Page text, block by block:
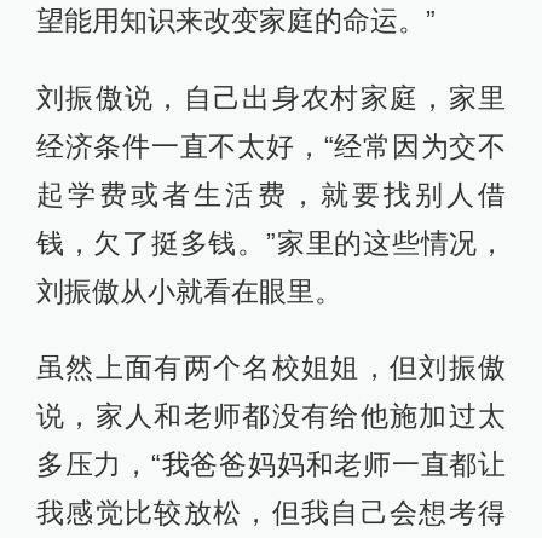
望能用知识来改变家庭的命运。”
刘振傲说，自己出身农村家庭，家里
经济条件一直不太好，“经常因为交不
起学费或者生活费，就要找别人借
钱，欠了挺多钱。”家里的这些情况，
刘振傲从小就看在眼里。
虽然上面有两个名校姐姐，但刘振傲
说，家人和老师都没有给他施加过太
多压力，“我爸爸妈妈和老师一直都让
我感觉比较放松，但我自己会想考得